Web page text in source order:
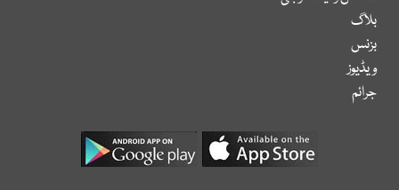
بلاگ
بزنس
ویڈیوز
جرائم